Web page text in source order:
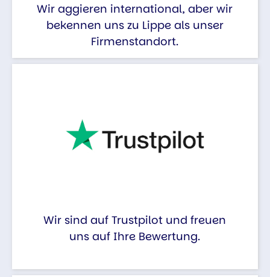
Wir aggieren international, aber wir
bekennen uns zu Lippe als unser
Firmenstandort.
Wir sind auf Trustpilot und freuen
uns auf Ihre Bewertung.